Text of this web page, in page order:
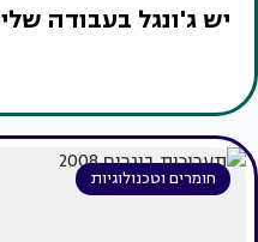
יש ג'ונגל בעבודה שלי
חומרים וטכנולוגיות